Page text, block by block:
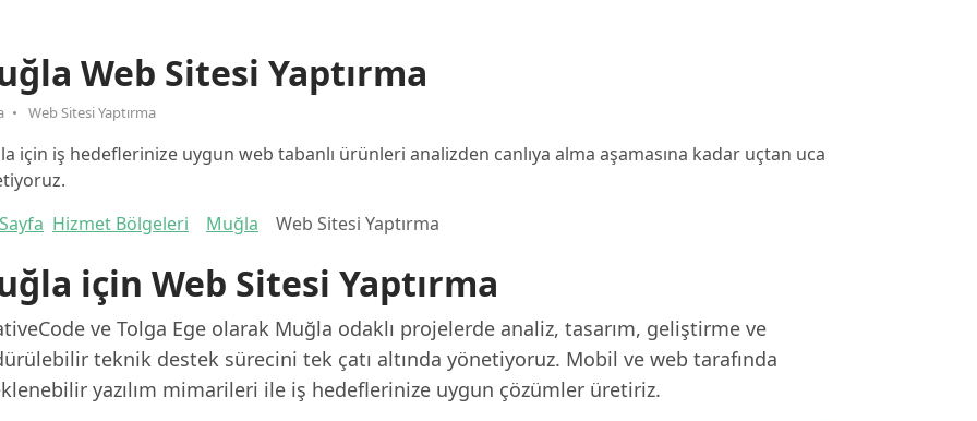
Web Sitesi Yaptırma
Web Sitesi Yaptırma
için iş hedeflerinize uygun web tabanlı ürünleri analizden canlıya alma aşamasına kadar uçtan uca
Hizmet Bölgeleri Muğla Web Sitesi Yaptırma
için Web Sitesi Yaptırma
ve Tolga Ege olarak Muğla odaklı projelerde analiz, tasarım, geliştirme ve
teknik destek sürecini tek çatı altında yönetiyoruz. Mobil ve web tarafında
yazılım mimarileri ile iş hedeflerinize uygun çözümler üretiriz.